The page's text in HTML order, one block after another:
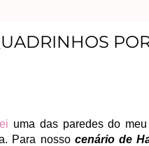
uma das paredes do
Para nosso cenário de